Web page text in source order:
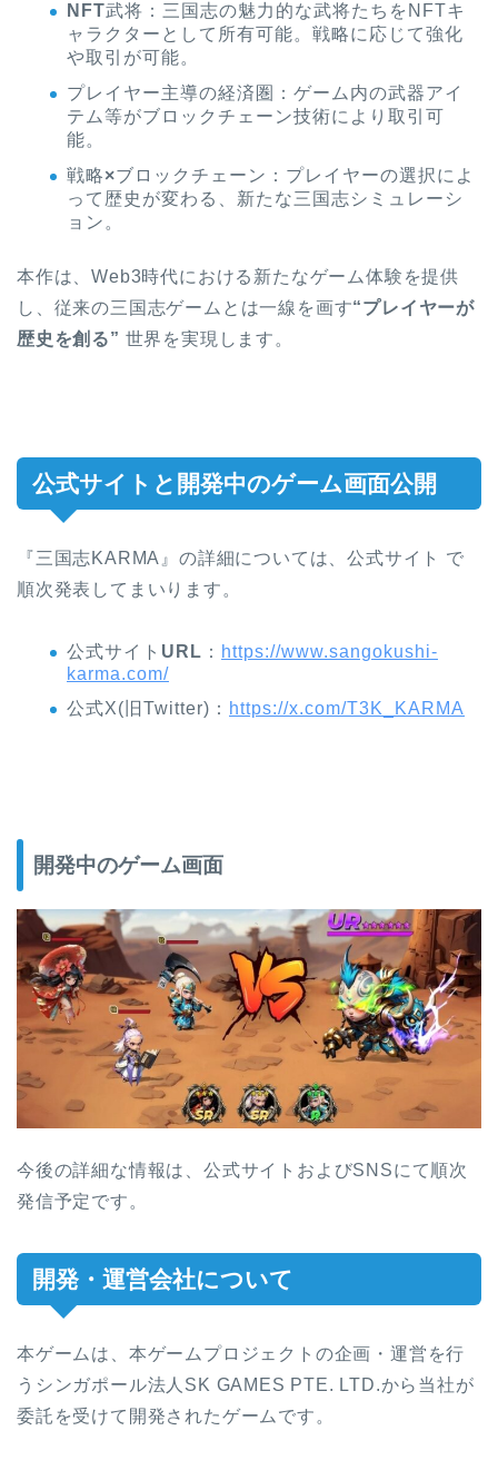
NFT武将：三国志の魅力的な武将たちをNFTキ
ャラクターとして所有可能。戦略に応じて強化
や取引が可能。
プレイヤー主導の経済圏：ゲーム内の武器アイ
テム等がブロックチェーン技術により取引可
能。
戦略×ブロックチェーン：プレイヤーの選択によ
って歴史が変わる、新たな三国志シミュレーシ
ョン。
本作は、Web3時代における新たなゲーム体験を提供
し、従来の三国志ゲームとは一線を画す“プレイヤーが
歴史を創る” 世界を実現します。
公式サイトと開発中のゲーム画面公開
『三国志KARMA』の詳細については、公式サイト で
順次発表してまいります。
公式サイト URL ： https://www.sangokushi-
karma.com/
公式X(旧Twitter)： https://x.com/T3K_KARMA
開発中のゲーム画面
今後の詳細な情報は、公式サイトおよびSNSにて順次
発信予定です。
開発・運営会社について
本ゲームは、本ゲームプロジェクトの企画・運営を行
うシンガポール法人SK GAMES PTE. LTD.から当社が
委託を受けて開発されたゲームです。